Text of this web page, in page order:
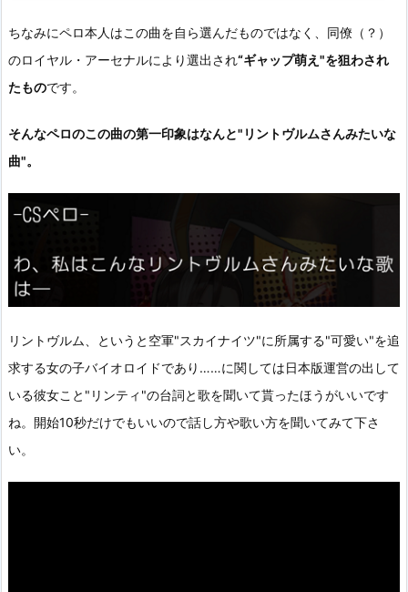
ちなみにペロ本人はこの曲を自ら選んだものではなく、同僚（？）
のロイヤル・アーセナルにより選出され“ギャップ萌え"を狙わされ
たものです。
そんなペロのこの曲の第一印象はなんと"リントヴルムさんみたいな
曲"。
リントヴルム、というと空軍"スカイナイツ"に所属する"可愛い"を追
求する女の子バイオロイドであり……に関しては日本版運営の出して
いる彼女こと"リンティ"の台詞と歌を聞いて貰ったほうがいいです
ね。開始10秒だけでもいいので話し方や歌い方を聞いてみて下さ
い。